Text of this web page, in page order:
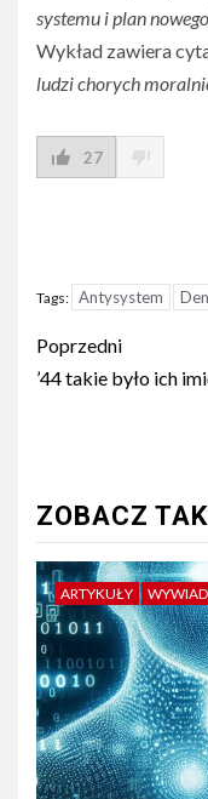
systemu i plan
Wykład zawiera
ludzi chorych
27
Tags: Antysystem
Post
navigation
Poprzedni
’44 takie było ich
ZOBACZ
ARTYKUŁY